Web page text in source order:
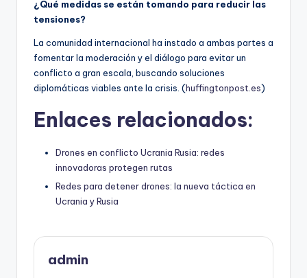
¿Qué medidas se están tomando para reducir las
tensiones?
La comunidad internacional ha instado a ambas partes a
fomentar la moderación y el diálogo para evitar un
conflicto a gran escala, buscando soluciones
diplomáticas viables ante la crisis. (huffingtonpost.es)
Enlaces relacionados:
Drones en conflicto Ucrania Rusia: redes
innovadoras protegen rutas
Redes para detener drones: la nueva táctica en
Ucrania y Rusia
admin